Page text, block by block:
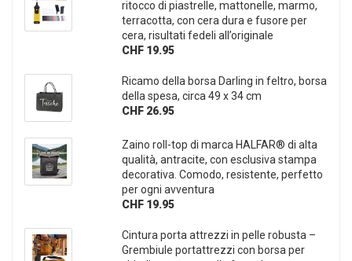
ritocco di piastrelle, mattonelle, marmo,
terracotta, con cera dura e fusore per
cera, risultati fedeli all’originale
CHF 19.95
Ricamo della borsa Darling in feltro, borsa
della spesa, circa 49 x 34 cm
CHF 26.95
Zaino roll-top di marca HALFAR® di alta
qualità, antracite, con esclusiva stampa
decorativa. Comodo, resistente, perfetto
per ogni avventura
CHF 19.95
Cintura porta attrezzi in pelle robusta –
Grembiule portattrezzi con borsa per